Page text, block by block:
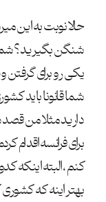
حالا نوبت به این
یکی رو برای گرفتن
شما قانونا باید
دارید مثلا من قصد
برای فرانسه اقدام
کنم ، البته اینکه
بهتر اینه که